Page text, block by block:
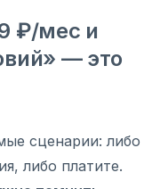
₽/мес и
— это
сценарии: либо
либо платите.